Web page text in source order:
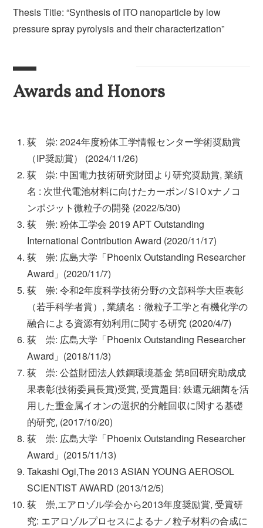
Thesis Title: “Synthesis of ITO nanoparticle by low
pressure spray pyrolysis and their characterization”
Awards and Honors
荻 崇: 2024年度粉体工学情報センター学術奨励賞
（IP奨励賞） (2024/11/26)
荻 崇: 中国電力技術研究財団より研究奨励賞, 業績
名 : 次世代電池材料に向けたカーボン/ＳiＯxナノコ
ンポジット微粒子の開発 (2022/5/30)
荻 崇: 粉体工学会 2019 APT Outstanding
International Contribution Award (2020/11/17)
荻 崇: 広島大学「Phoenix Outstanding Researcher
Award」(2020/11/7)
荻 崇: 令和2年度科学技術分野の文部科学大臣表彰
（若手科学者賞）, 業績名：微粒子工学と有機化学の
融合による資源有効利用に関する研究 (2020/4/7)
荻 崇: 広島大学「Phoenix Outstanding Researcher
Award」(2018/11/3)
荻 崇: 公益財団法人鉄鋼環境基金 第8回研究助成成
果表彰(技術委員長賞)受賞, 受賞題目: 鉄還元細菌を活
用した重金属イオンの選択的分離回収に関する基礎
的研究, (2017/10/20)
荻 崇: 広島大学「Phoenix Outstanding Researcher
Award」(2015/11/13)
Takashi Ogi,The 2013 ASIAN YOUNG AEROSOL
SCIENTIST AWARD (2013/12/5)
荻 崇,エアロゾル学会から2013年度奨励賞, 受賞研
究: エアロゾルプロセスによるナノ粒子材料の合成に